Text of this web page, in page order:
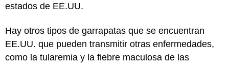
estados de EE.UU.
Hay otros tipos de garrapatas que se encuentran
EE.UU. que pueden transmitir otras enfermedades,
como la tularemia y la fiebre maculosa de las